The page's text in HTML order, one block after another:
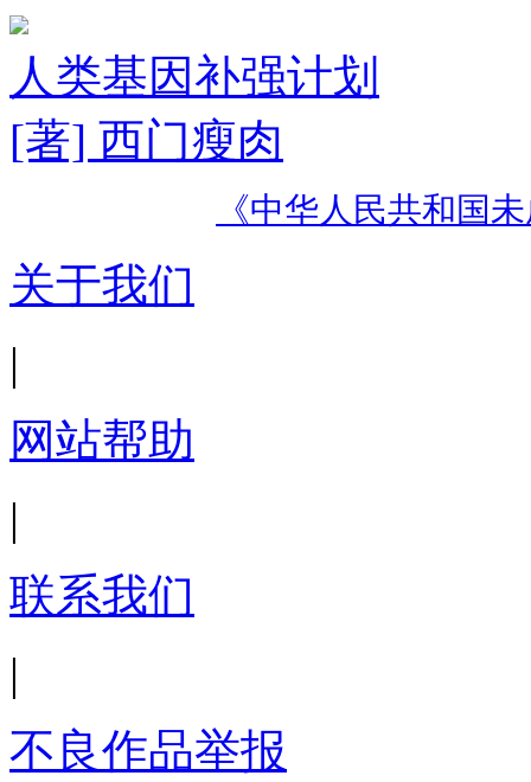
人类基因补强计划
[著] 西门瘦肉
《中华人民共和国
关于我们
|
网站帮助
|
联系我们
|
不良作品举报